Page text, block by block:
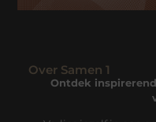
Over Samen 1
Ontdek